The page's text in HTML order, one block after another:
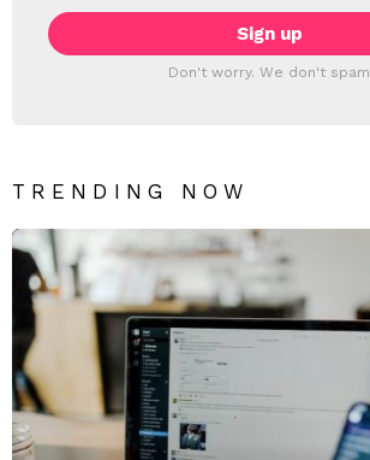
Don't worry. We don't spam
TRENDING NOW